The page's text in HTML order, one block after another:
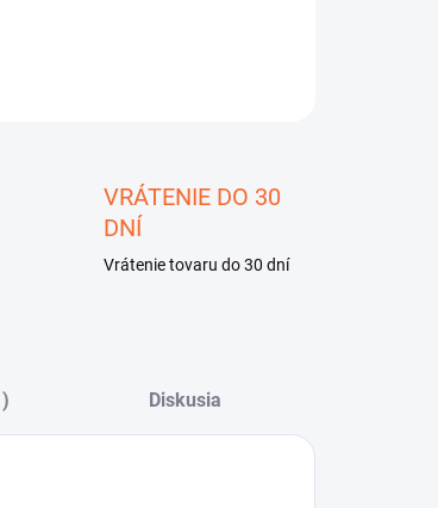
VRÁTENIE DO 30
DNÍ
Vrátenie tovaru do 30 dní
Diskusia